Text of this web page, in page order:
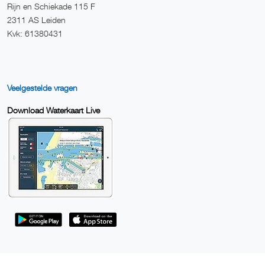
Rijn en Schiekade 115 F
2311 AS Leiden
Kvk: 61380431
Veelgestelde vragen
Download Waterkaart Live